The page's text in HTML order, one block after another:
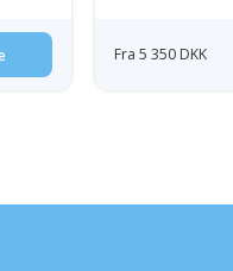
Fra 5 350 DKK